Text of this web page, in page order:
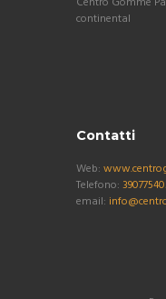
continental
Contatti
Web:
Telefono:
email: